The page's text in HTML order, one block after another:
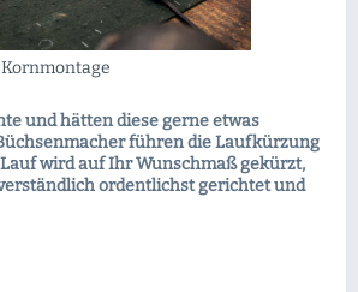
und hätten diese gerne etwas
führen die Laufkürzung
wird auf Ihr Wunschmaß gekürzt,
ordentlichst gerichtet und